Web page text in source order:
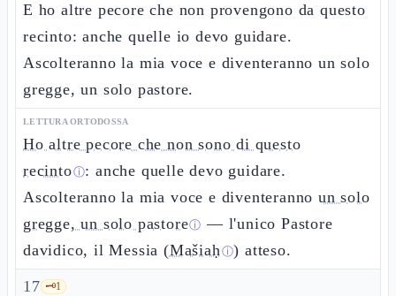
E ho altre pecore che non provengono da questo
recinto: anche quelle io devo guidare.
Ascolteranno la mia voce e diventeranno un solo
gregge, un solo pastore.
LETTURA ORTODOSSA
Ho altre pecore che non sono di questo
recintoⓘ: anche quelle devo guidare.
Ascolteranno la mia voce e diventeranno un solo
gregge, un solo pastoreⓘ — l'unico Pastore
davidico, il Messia (Mašiaḥⓘ) atteso.
17 🗝️1